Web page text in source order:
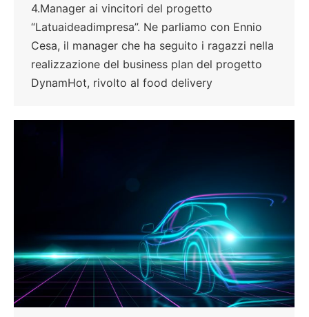
4.Manager ai vincitori del progetto
“Latuaideadimpresa”. Ne parliamo con Ennio
Cesa, il manager che ha seguito i ragazzi nella
realizzazione del business plan del progetto
DynamHot, rivolto al food delivery